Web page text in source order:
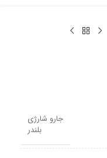
جارو شارژی
بلندر